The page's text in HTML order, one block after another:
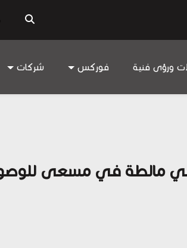
ورؤى فنية فوركس شركات